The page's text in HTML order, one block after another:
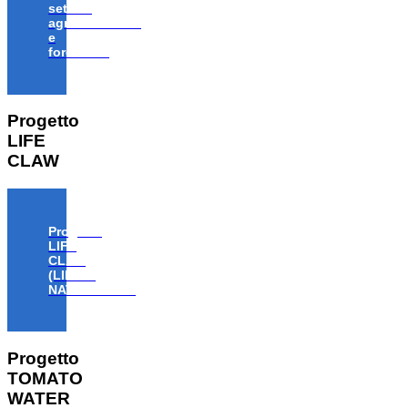
settore
agroalimentare
e
forestale”
Progetto
LIFE
CLAW
Progetto
LIFE
CLAW
(LIFE18
NAT/IT/000806)
Progetto
TOMATO
WATER